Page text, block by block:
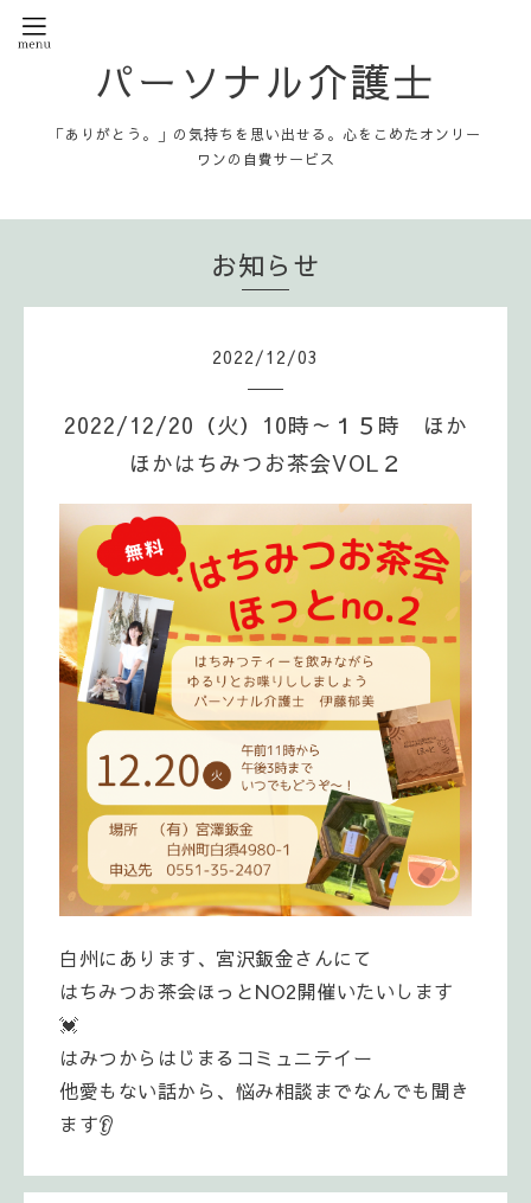
パーソナル介護士
「ありがとう。」の気持ちを思い出せる。心をこめたオンリー
ワンの自費サービス
お知らせ
2022/12/03
2022/12/20（火）10時～１５時 ほか
ほかはちみつお茶会VOL２
白州にあります、宮沢鈑金さんにて
はちみつお茶会ほっとNO2開催いたいします
💓
はみつからはじまるコミュニテイー
他愛もない話から、悩み相談までなんでも聞き
ます👂